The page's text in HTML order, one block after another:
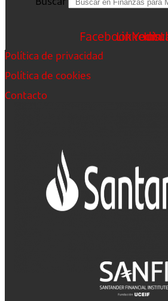
FacebookLinkedin
Política de privacidad
Política de cookies
Contacto